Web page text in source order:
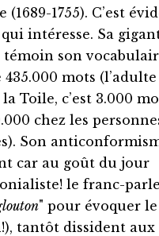
(1689-1755). C’est
intéresse. Sa
son
435.000 mots
Toile, c’est 3.000
chez les
Son
car au goût du jour
le franc-
" pour évoquer le
tantôt dissident aux